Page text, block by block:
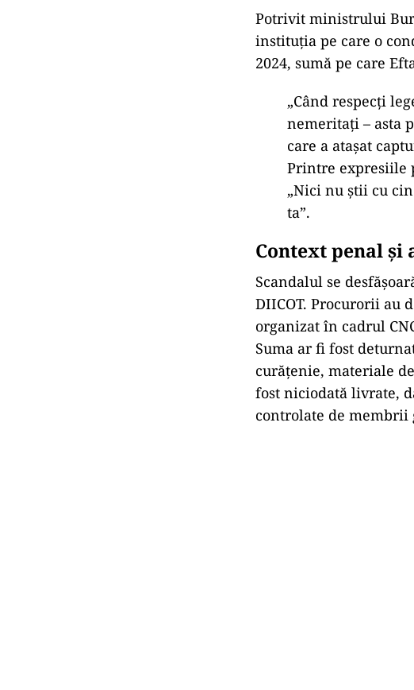
Potrivit ministrului
instituția pe care o
2024, sumă pe care
„Când respecți
nemeritați – asta
care a atașat
Printre expresiile
„Nici nu știi cu
ta”.
Context penal și
Scandalul se
DIICOT. Procurorii au
organizat în cadrul
Suma ar fi fost
curățenie, materiale
fost niciodată livrate,
controlate de membrii